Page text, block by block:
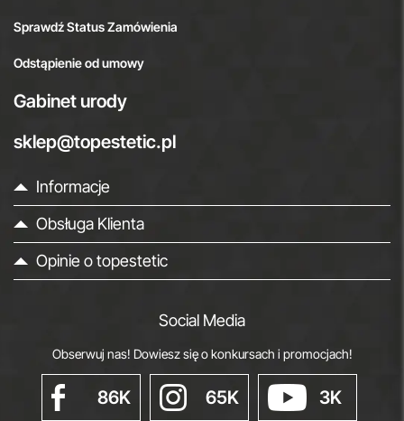
Sprawdź Status Zamówienia
Odstąpienie od umowy
Gabinet urody
sklep@topestetic.pl
Informacje
Obsługa Klienta
Opinie o topestetic
Social Media
Obserwuj nas! Dowiesz się o konkursach i promocjach!
86K 65K 3K